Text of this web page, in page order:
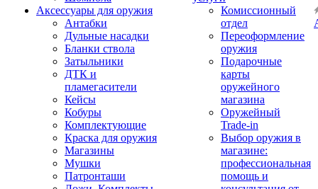
Аксессуары для оружия
Антабки
Дульные насадки
Бланки ствола
Затыльники
ДТК и
пламегасители
Кейсы
Кобуры
Комплектующие
Краска для оружия
Магазины
Мушки
Патронташи
Комиссионный
отдел
Переоформление
оружия
Подарочные
карты
оружейного
магазина
Оружейный
Trade-in
Выбор оружия в
магазине:
профессиональная
помощь и